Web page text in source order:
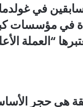
في
في مؤسسات
“العملة